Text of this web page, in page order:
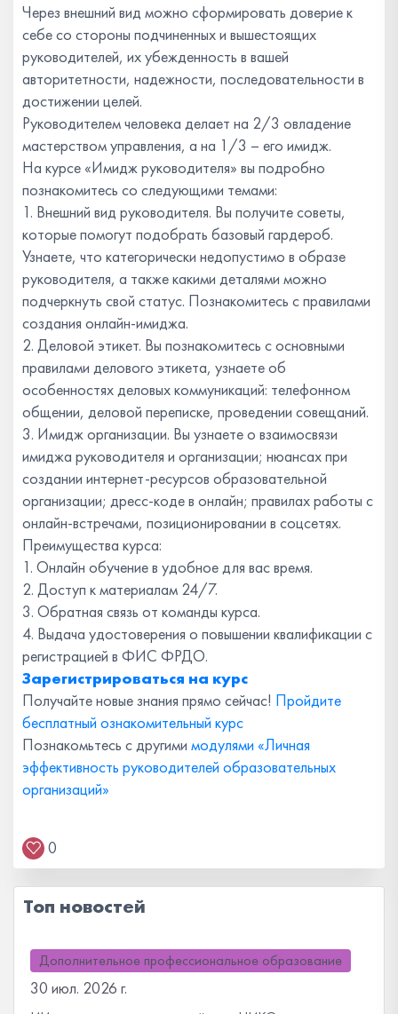
Через внешний вид можно сформировать доверие к
себе со стороны подчиненных и вышестоящих
руководителей, их убежденность в вашей
авторитетности, надежности, последовательности в
достижении целей.
Руководителем человека делает на 2/3 овладение
мастерством управления, а на 1/3 – его имидж.
На курсе «Имидж руководителя» вы подробно
познакомитесь со следующими темами:
1. Внешний вид руководителя. Вы получите советы,
которые помогут подобрать базовый гардероб.
Узнаете, что категорически недопустимо в образе
руководителя, а также какими деталями можно
подчеркнуть свой статус. Познакомитесь с правилами
создания онлайн-имиджа.
2. Деловой этикет. Вы познакомитесь с основными
правилами делового этикета, узнаете об
особенностях деловых коммуникаций: телефонном
общении, деловой переписке, проведении совещаний.
3. Имидж организации. Вы узнаете о взаимосвязи
имиджа руководителя и организации; нюансах при
создании интернет-ресурсов образовательной
организации; дресс-коде в онлайн; правилах работы с
онлайн-встречами, позиционировании в соцсетях.
Преимущества курса:
1. Онлайн обучение в удобное для вас время.
2. Доступ к материалам 24/7.
3. Обратная связь от команды курса.
4. Выдача удостоверения о повышении квалификации с
регистрацией в ФИС ФРДО.
Зарегистрироваться на курс
Получайте новые знания прямо сейчас! Пройдите
бесплатный ознакомительный курс
Познакомьтесь с другими модулями «Личная
эффективность руководителей образовательных
организаций»
0
Топ новостей
Дополнительное профессиональное образование
30 июл. 2026 г.